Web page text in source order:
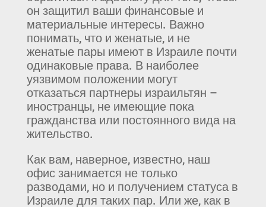
он защитил ваши финансовые и
материальные интересы. Важно
понимать, что и женатые, и не
женатые пары имеют в Израиле почти
одинаковые права. В наиболее
уязвимом положении могут
отказаться партнеры израильтян –
иностранцы, не имеющие пока
гражданства или постоянного вида на
жительство.
Как вам, наверное, известно, наш
офис занимается не только
разводами, но и получением статуса в
Израиле для таких пар. Или же, как в